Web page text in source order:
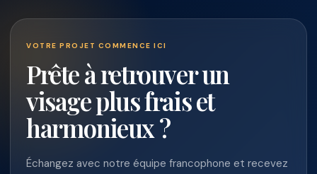
VOTRE PROJET COMMENCE ICI
Prête à retrouver un
visage plus frais et
harmonieux ?
Échangez avec notre équipe francophone et recevez